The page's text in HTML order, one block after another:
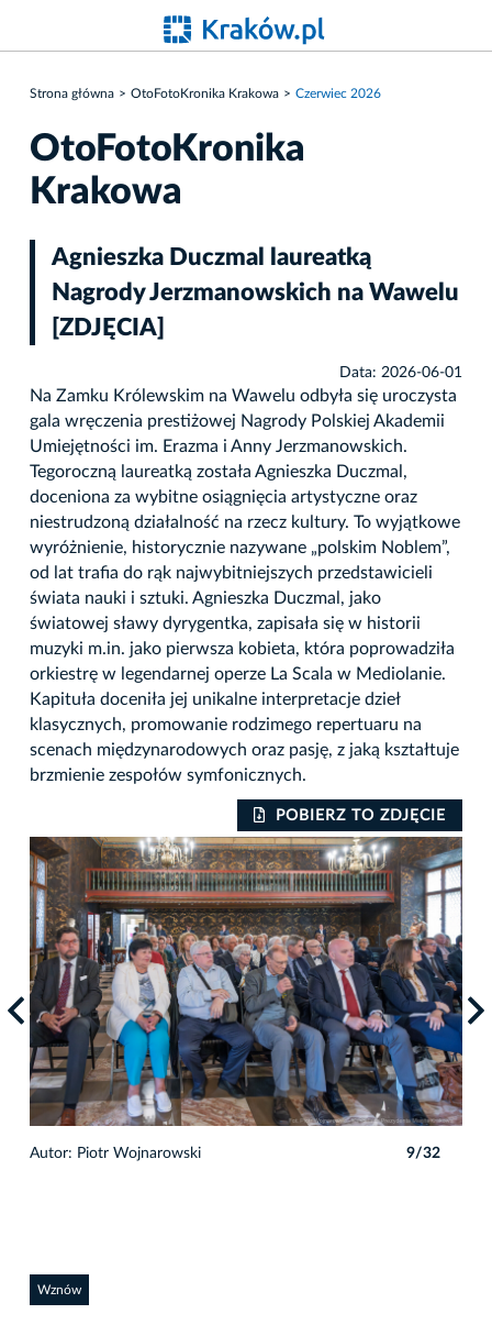
Strona główna OtoFotoKronika Krakowa Czerwiec 2026
OtoFotoKronika
Krakowa
Agnieszka Duczmal laureatką
Nagrody Jerzmanowskich na Wawelu
[ZDJĘCIA]
Data: 2026-06-01
Na Zamku Królewskim na Wawelu odbyła się uroczysta
gala wręczenia prestiżowej Nagrody Polskiej Akademii
Umiejętności im. Erazma i Anny Jerzmanowskich.
Tegoroczną laureatką została Agnieszka Duczmal,
doceniona za wybitne osiągnięcia artystyczne oraz
niestrudzoną działalność na rzecz kultury. To wyjątkowe
wyróżnienie, historycznie nazywane „polskim Noblem”,
od lat trafia do rąk najwybitniejszych przedstawicieli
świata nauki i sztuki. Agnieszka Duczmal, jako
światowej sławy dyrygentka, zapisała się w historii
muzyki m.in. jako pierwsza kobieta, która poprowadziła
orkiestrę w legendarnej operze La Scala w Mediolanie.
Kapituła doceniła jej unikalne interpretacje dzieł
klasycznych, promowanie rodzimego repertuaru na
scenach międzynarodowych oraz pasję, z jaką kształtuje
brzmienie zespołów symfonicznych.
POBIERZ TO ZDJĘCIE
Autor: Piotr Wojnarowski 9/32
Wznów